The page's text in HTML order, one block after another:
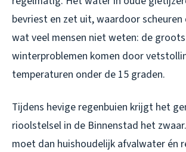
bevriest en zet uit, waardoor
wat veel mensen niet weten: de
winterproblemen komen door
temperaturen onder de 15 graden.
Tijdens hevige regenbuien krijgt het
rioolstelsel in de Binnenstad het
moet dan huishoudelijk afvalwater én